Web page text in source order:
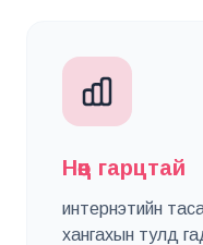
Нөөц гарцтай
интернэтийн
хангахын тулд